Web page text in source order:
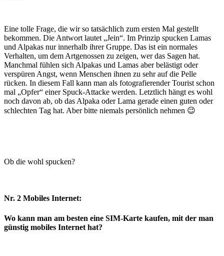
Eine tolle Frage, die wir so tatsächlich zum ersten Mal gestellt
bekommen. Die Antwort lautet „Jein“. Im Prinzip spucken Lamas
und Alpakas nur innerhalb ihrer Gruppe. Das ist ein normales
Verhalten, um dem Artgenossen zu zeigen, wer das Sagen hat.
Manchmal fühlen sich Alpakas und Lamas aber belästigt oder
verspüren Angst, wenn Menschen ihnen zu sehr auf die Pelle
rücken. In diesem Fall kann man als fotografierender Tourist schon
mal „Opfer“ einer Spuck-Attacke werden. Letztlich hängt es wohl
noch davon ab, ob das Alpaka oder Lama gerade einen guten oder
schlechten Tag hat. Aber bitte niemals persönlich nehmen 😉
Ob die wohl spucken?
Nr. 2 Mobiles Internet:
Wo kann man am besten eine SIM-Karte kaufen, mit der man
günstig mobiles Internet hat?